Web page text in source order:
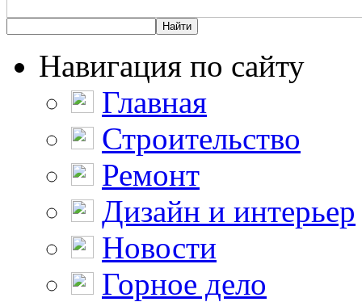
Навигация по сайту
Главная
Строительство
Ремонт
Дизайн и интерьер
Новости
Горное дело